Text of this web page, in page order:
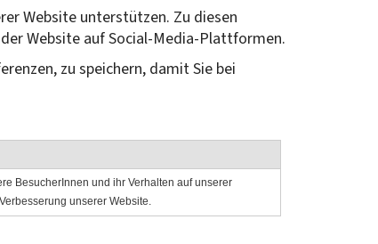
Website unterstützen. Zu diesen
Website auf Social-Media-Plattformen.
zu speichern, damit Sie bei
BesucherInnen und ihr Verhalten auf unserer
unserer Website.